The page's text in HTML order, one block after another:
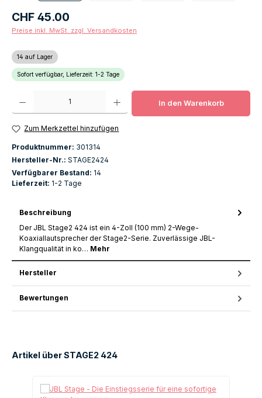
Regulärer Preis:
CHF 45.00
Preise inkl. MwSt. zzgl. Versandkosten
14 auf Lager
Sofort verfügbar, Lieferzeit: 1-2 Tage
Produkt Anzahl: Gib den gewünschten Wert ein oder benutze die
In den Warenkorb
Zum Merkzettel hinzufügen
Produktnummer: 301314
Hersteller-Nr.: STAGE2424
Verfügbarer Bestand: 14
Lieferzeit: 1-2 Tage
Beschreibung
Der JBL Stage2 424 ist ein 4-Zoll (100 mm) 2-Wege-
Koaxiallautsprecher der Stage2-Serie. Zuverlässige JBL-
Klangqualität in ko… Mehr
Hersteller
Bewertungen
Artikel über STAGE2 424